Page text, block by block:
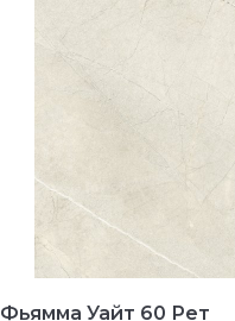
Фьямма Уайт 60 Рет